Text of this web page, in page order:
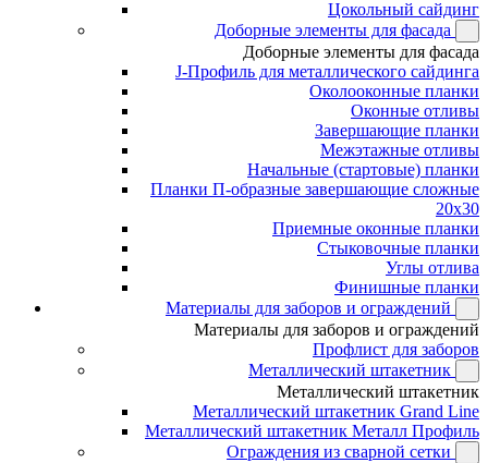
Цокольный сайдинг
Доборные элементы для фасада
Доборные элементы для фасада
J-Профиль для металлического сайдинга
Околооконные планки
Оконные отливы
Завершающие планки
Межэтажные отливы
Начальные (стартовые) планки
Планки П-образные завершающие сложные
20x30
Приемные оконные планки
Стыковочные планки
Углы отлива
Финишные планки
Материалы для заборов и ограждений
Материалы для заборов и ограждений
Профлист для заборов
Металлический штакетник
Металлический штакетник
Металлический штакетник Grand Line
Металлический штакетник Металл Профиль
Ограждения из сварной сетки